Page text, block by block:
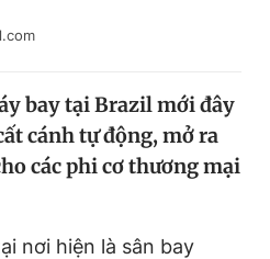
Magazine
bay tại Brazil mới đây
cánh tự động, mở ra
các phi cơ thương mại
nơi hiện là sân bay